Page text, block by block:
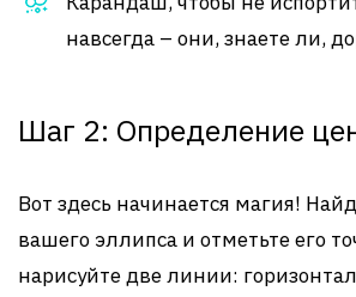
навсегда – они, знаете ли,
Шаг 2: Определение
Вот здесь начинается магия!
вашего эллипса и отметьте его
нарисуйте две линии: